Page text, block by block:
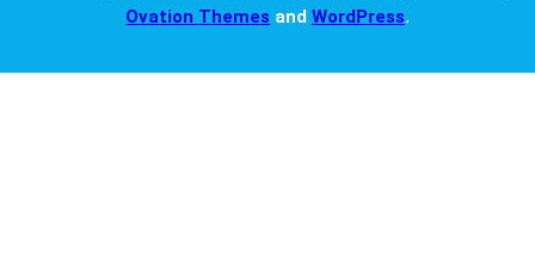
Ovation Themes and WordPress.